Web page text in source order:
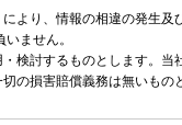
より、情報の相違の発生及
ません。
検討するものとします。当
の損害賠償義務は無いもの